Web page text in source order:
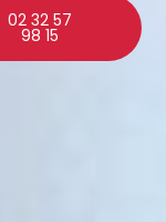
02 32 57
98 15